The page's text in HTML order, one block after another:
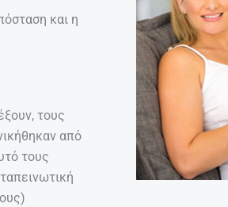
και η
τους
από
τους